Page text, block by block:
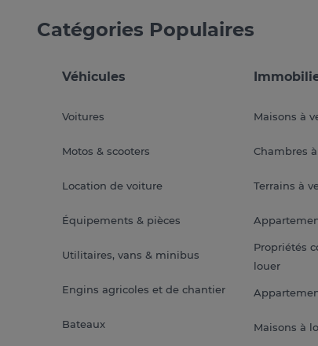
Catégories Populaires
Véhicules
Voitures
Motos & scooters
Location de voiture
Équipements & pièces
Utilitaires, vans & minibus
Engins agricoles et de chantier
Bateaux
Maisons à
Chambres
Terrains à
Propriétés
louer
Maisons à